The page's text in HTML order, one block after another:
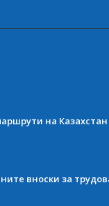
на Казахстан
вноски за